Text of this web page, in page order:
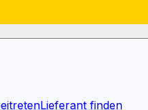
Lieferant finden